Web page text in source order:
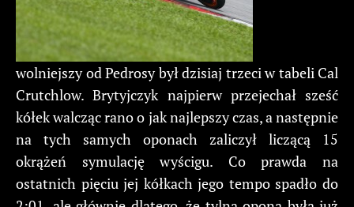
wolniejszy od Pedrosy był dzisiaj trzeci w tabeli Cal
Crutchlow. Brytyjczyk najpierw przejechał sześć
kółek walcząc rano o jak najlepszy czas, a następnie
na tych samych oponach zaliczył liczącą 15
okrążeń symulację wyścigu. Co prawda na
ostatnich pięciu jej kółkach jego tempo spadło do